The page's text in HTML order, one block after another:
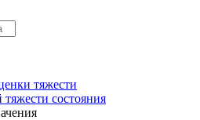
тяжести
состояния